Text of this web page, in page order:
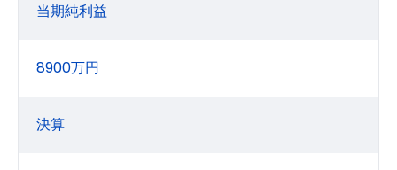
当期純利益
8900万円
決算